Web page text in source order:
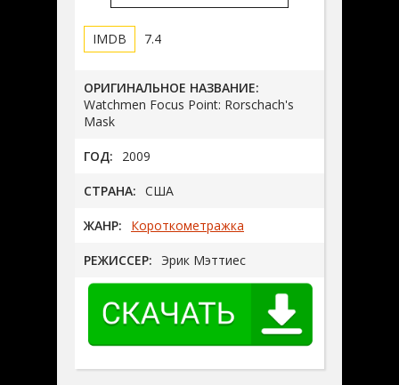
7.4
ОРИГИНАЛЬНОЕ НАЗВАНИЕ:
Watchmen Focus Point: Rorschach's
Mask
ГОД: 2009
СТРАНА: США
ЖАНР: Короткометражка
РЕЖИССЕР: Эрик Мэттиес